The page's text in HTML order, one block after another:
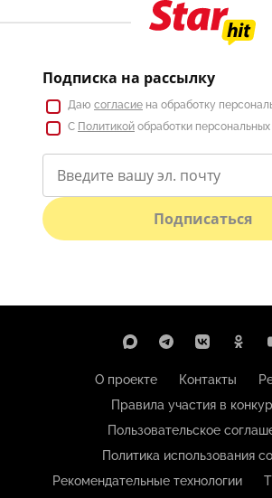
Подписка на рассылку
Даю согласие на обработку
С Политикой обработки
Подписаться
О проекте Контакты
Правила участия в
Пользовательское
Политика использования
Рекомендательные технологии